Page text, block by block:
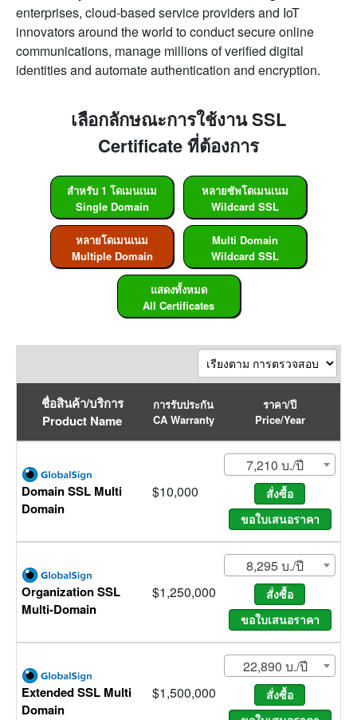
enterprises, cloud-based service providers and IoT
innovators around the world to conduct secure online
communications, manage millions of verified digital
identities and automate authentication and encryption.
เลือกลักษณะการใช้งาน SSL
Certificate ที่ต้องการ
สำหรับ 1 โดเมนเนม
Single Domain
หลายซัพโดเมนเนม
Wildcard SSL
หลายโดเมนเนม
Multiple Domain
Multi Domain
Wildcard SSL
แสดงทั้งหมด
All Certificates
ชื่อสินค้า/บริการ
Product Name
การรับประกัน
CA Warranty
ราคา/ปี
Price/Year
Domain SSL Multi
Domain
$10,000
7,210 บ./ปี
Organization SSL
Multi-Domain
$1,250,000
8,295 บ./ปี
Extended SSL Multi
Domain
$1,500,000
22,890 บ./ปี